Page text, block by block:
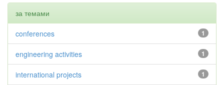
за темами
1
conferences
1
engineering activities
1
international projects